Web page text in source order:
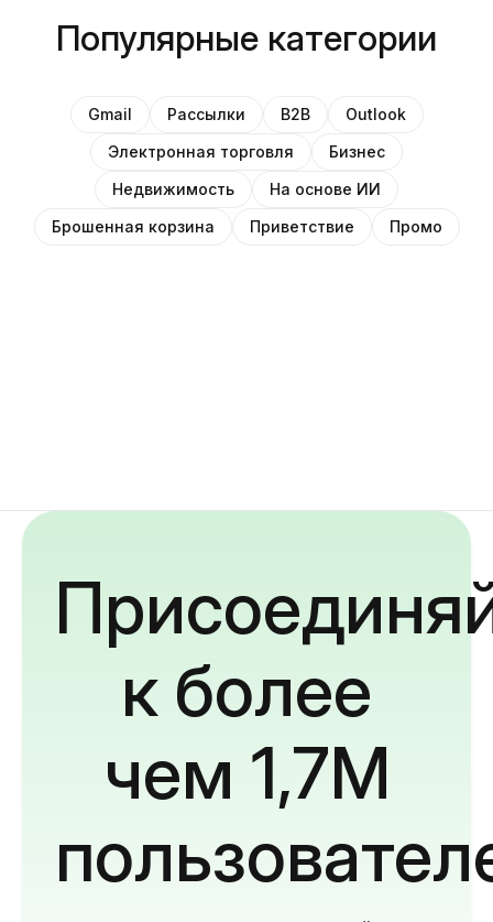
Популярные категории
Gmail Рассылки B2B
Outlook
Электронная торговля
Бизнес
Недвижимость
На основе ИИ
Брошенная корзина
Приветствие Промо
к более
чем 1,7M